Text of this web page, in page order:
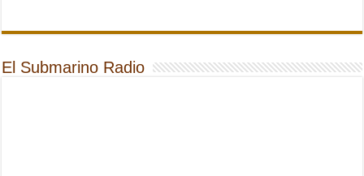
El Submarino Radio